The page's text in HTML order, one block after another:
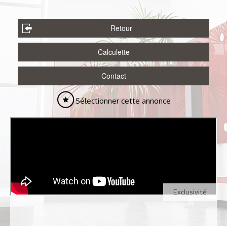
Retour
Calculette
Contact
Sélectionner cette annonce
Exclusivité